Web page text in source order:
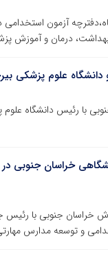
ثبت‌نام از عصر امروز شنبه ۲۱
درمان و آموزش
علوم پزشکی
با رئیس دانشگاه
خراسان جنوبی
جنوبی با رئیس
و توسعه مدارس